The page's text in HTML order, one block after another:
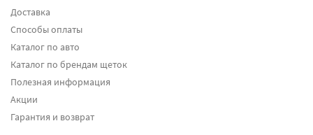
Доставка
Способы оплаты
Каталог по авто
Каталог по брендам щеток
Полезная информация
Акции
Гарантия и возврат